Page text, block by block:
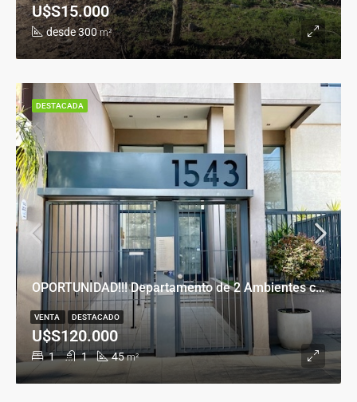
desde 300 m²
U$S15.000
OPORTUNIDAD!!! Departamento de 2 Ambientes con Cochera en Banfield Este
1 1 45 m²
U$S120.000
VENTA DESTACADO
DESTACADA